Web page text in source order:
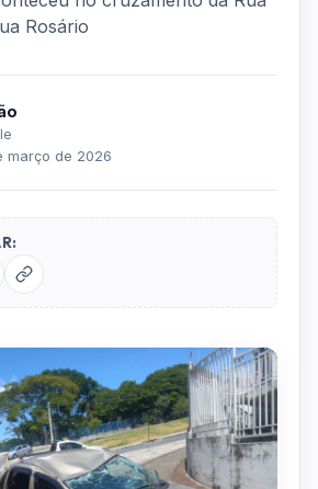
Rosário
março de 2026